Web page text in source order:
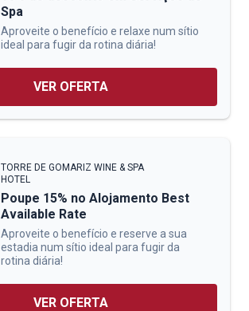
Spa
Aproveite o benefício e relaxe num sítio
ideal para fugir da rotina diária!
VER OFERTA
TORRE DE GOMARIZ WINE & SPA
HOTEL
Poupe 15% no Alojamento Best
Available Rate
Aproveite o benefício e reserve a sua
estadia num sítio ideal para fugir da
rotina diária!
VER OFERTA